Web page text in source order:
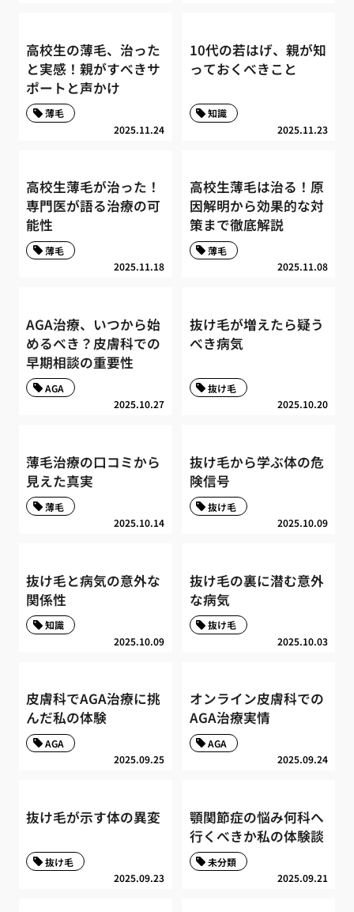
高校生の薄毛、治った
と実感！親がすべきサ
ポートと声かけ
2025.11.24
薄毛
10代の若はげ、親が知
っておくべきこと
2025.11.23
知識
高校生薄毛が治った！
専門医が語る治療の可
能性
2025.11.18
薄毛
高校生薄毛は治る！原
因解明から効果的な対
策まで徹底解説
2025.11.08
薄毛
AGA治療、いつから始
めるべき？皮膚科での
早期相談の重要性
2025.10.27
AGA
抜け毛が増えたら疑う
べき病気
2025.10.20
抜け毛
薄毛治療の口コミから
見えた真実
2025.10.14
薄毛
抜け毛から学ぶ体の危
険信号
2025.10.09
抜け毛
抜け毛と病気の意外な
関係性
2025.10.09
知識
抜け毛の裏に潜む意外
な病気
2025.10.03
抜け毛
皮膚科でAGA治療に挑
んだ私の体験
2025.09.25
AGA
オンライン皮膚科での
AGA治療実情
2025.09.24
AGA
抜け毛が示す体の異変
2025.09.23
抜け毛
顎関節症の悩み何科へ
行くべきか私の体験談
2025.09.21
未分類